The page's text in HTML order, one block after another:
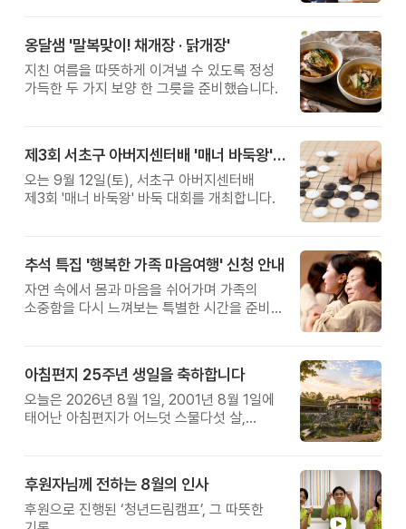
옹달샘 '말복맞이! 채개장 · 닭개장'
지친 여름을 따뜻하게 이겨낼 수 있도록 정성
가득한 두 가지 보양 한 그릇을 준비했습니다.
제3회 서초구 아버지센터배 '매너 바둑왕' 대회
오는 9월 12일(토), 서초구 아버지센터배
제3회 '매너 바둑왕' 바둑 대회를 개최합니다.
추석 특집 '행복한 가족 마음여행' 신청 안내
자연 속에서 몸과 마음을 쉬어가며 가족의
소중함을 다시 느껴보는 특별한 시간을 준비해
아침편지 25주년 생일을 축하합니다
오늘은 2026년 8월 1일, 2001년 8월 1일에
태어난 아침편지가 어느덧 스물다섯 살,
후원자님께 전하는 8월의 인사
후원으로 진행된 ‘청년드림캠프’, 그 따뜻한